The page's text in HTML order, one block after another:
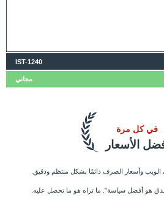
IST-1240
مجاني
الأسعار
في كل مرة
وأسعار الصرف دائمًا بشكل منتظم ودقيق.
هو أفضل سياسة". ما تراه هو ما تحصل عليه.